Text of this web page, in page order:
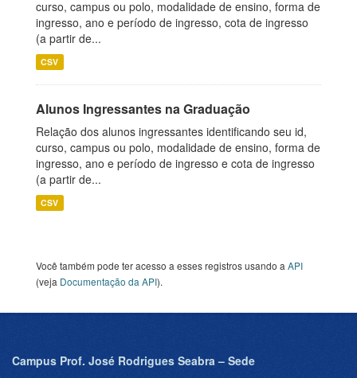
curso, campus ou polo, modalidade de ensino, forma de
ingresso, ano e período de ingresso, cota de ingresso
(a partir de...
CSV
Alunos Ingressantes na Graduação
Relação dos alunos ingressantes identificando seu id,
curso, campus ou polo, modalidade de ensino, forma de
ingresso, ano e período de ingresso e cota de ingresso
(a partir de...
CSV
Você também pode ter acesso a esses registros usando a API
(veja Documentação da API).
Campus Prof. José Rodrigues Seabra – Sede